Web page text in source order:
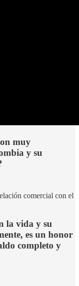
muy
y su
comercial con el
la vida y su
es un honor
completo y